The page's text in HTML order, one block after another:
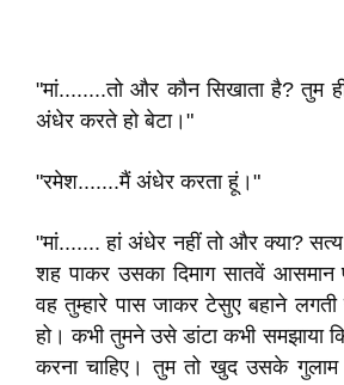
"मां........तो और कौन सिखाता है? तुम
अंधेर करते हो बेटा।"
"रमेश.......मैं अंधेर करता हूं।"
"मां....... हां अंधेर नहीं तो और क्या? सत्य
शह पाकर उसका दिमाग सातवें
वह तुम्हारे पास जाकर टेसुए बहाने
हो। कभी तुमने उसे डांटा कभी समझाया
करना चाहिए। तुम तो खुद उसके